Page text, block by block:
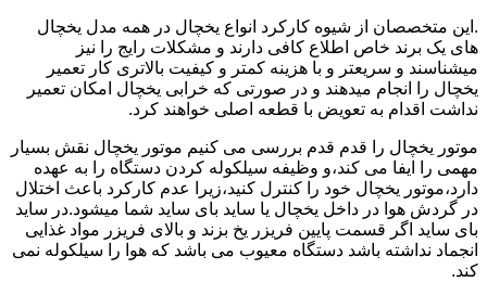
.این متخصصان از شیوه کارکرد انواع یخچال در همه مدل یخچال
های یک برند خاص اطلاع کافی دارند و مشکلات رایج را نیز
میشناسند و سریعتر و با هزینه کمتر و کیفیت بالاتری کار تعمیر
یخچال را انجام میدهند و در صورتی که خرابی یخچال امکان تعمیر
نداشت اقدام به تعویض با قطعه اصلی خواهند کرد.
موتور یخچال را قدم قدم بررسی می کنیم موتور یخچال نقش بسیار
مهمی را ایفا می کند،و وظیفه سیلکوله کردن دستگاه را به عهده
دارد،موتور یخچال خود را کنترل کنید،زیرا عدم کارکرد باعث اختلال
در گردش هوا در داخل یخچال یا ساید بای ساید شما میشود.در ساید
بای ساید اگر قسمت پایین فریزر یخ بزند و بالای فریزر مواد غذایی
انجماد نداشته باشد دستگاه معیوب می باشد که هوا را سیلکوله نمی
کند.